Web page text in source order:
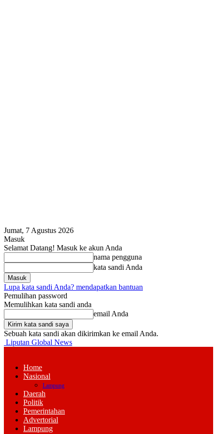
Jumat, 7 Agustus 2026
Masuk
Selamat Datang! Masuk ke akun Anda
nama pengguna
kata sandi Anda
Lupa kata sandi Anda? mendapatkan bantuan
Pemulihan password
Memulihkan kata sandi anda
email Anda
Sebuah kata sandi akan dikirimkan ke email Anda.
Liputan Global News
Home
Nasional
Lampung
Daerah
Politik
Pemerintahan
Advertorial
Lampung